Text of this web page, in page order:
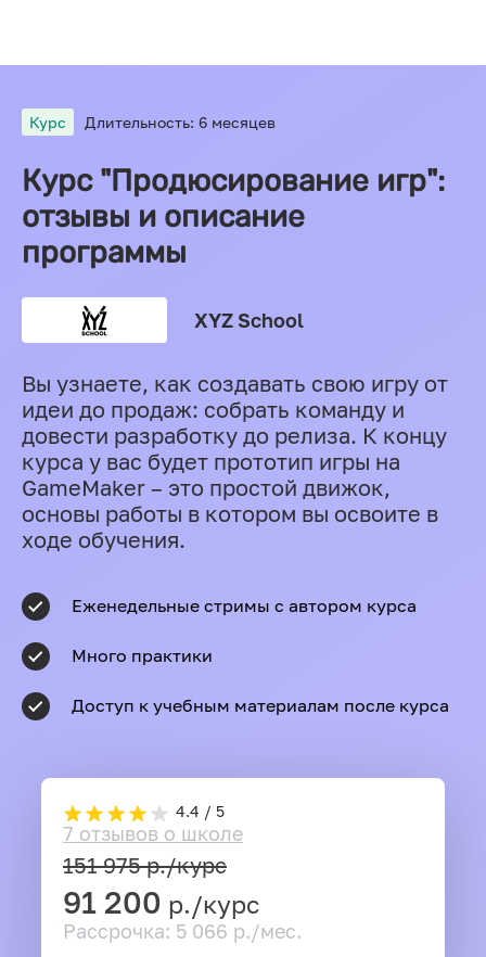
Курс Длительность: 6 месяцев
Курс "Продюсирование игр":
отзывы и описание
программы
XYZ School
Вы узнаете, как создавать свою игру от
идеи до продаж: собрать команду и
довести разработку до релиза. К концу
курса у вас будет прототип игры на
GameMaker – это простой движок,
основы работы в котором вы освоите в
ходе обучения.
Еженедельные стримы с автором курса
Много практики
Доступ к учебным материалам после курса
4.4 / 5
7 отзывов о школе
151 975р./курс
91 200 р./курс
Рассрочка: 5 066 р./мес.